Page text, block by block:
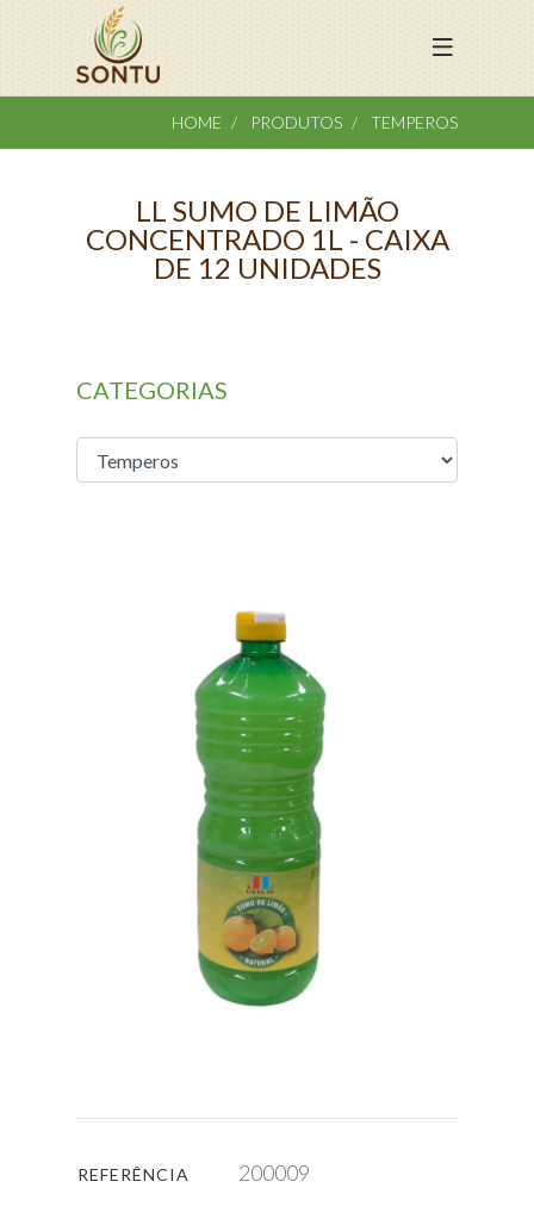
HOME PRODUTOS TEMPEROS
LL SUMO DE LIMÃO
CONCENTRADO 1L - CAIXA
DE 12 UNIDADES
CATEGORIAS
REFERÊNCIA 200009